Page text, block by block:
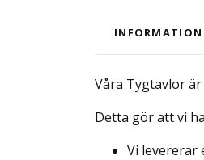
INFORMATION
Våra Tygtavlor
Detta gör att vi
Vi levererar